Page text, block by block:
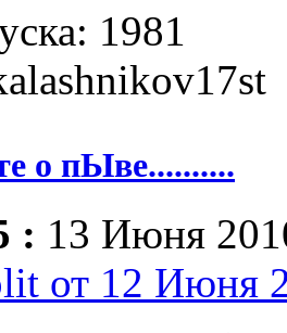
1981
о пЫве..........
: 13 Июня
от 12 Июня